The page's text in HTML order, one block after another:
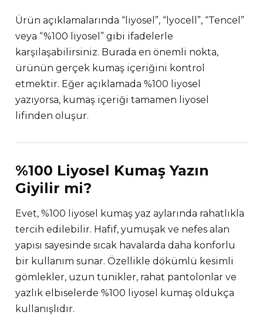
Ürün açıklamalarında “liyosel”, “lyocell”, “Tencel”
veya “%100 liyosel” gibi ifadelerle
karşılaşabilirsiniz. Burada en önemli nokta,
ürünün gerçek kumaş içeriğini kontrol
etmektir. Eğer açıklamada %100 liyosel
yazıyorsa, kumaş içeriği tamamen liyosel
lifinden oluşur.
%100 Liyosel Kumaş Yazın
Giyilir mi?
Evet, %100 liyosel kumaş yaz aylarında rahatlıkla
tercih edilebilir. Hafif, yumuşak ve nefes alan
yapısı sayesinde sıcak havalarda daha konforlu
bir kullanım sunar. Özellikle dökümlü kesimli
gömlekler, uzun tunikler, rahat pantolonlar ve
yazlık elbiselerde %100 liyosel kumaş oldukça
kullanışlıdır.